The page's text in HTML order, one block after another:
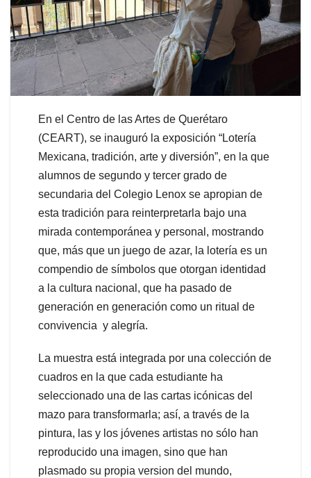
En el Centro de las Artes de Querétaro
(CEART), se inauguró la exposición “Lotería
Mexicana, tradición, arte y diversión”, en la que
alumnos de segundo y tercer grado de
secundaria del Colegio Lenox se apropian de
esta tradición para reinterpretarla bajo una
mirada contemporánea y personal, mostrando
que, más que un juego de azar, la lotería es un
compendio de símbolos que otorgan identidad
a la cultura nacional, que ha pasado de
generación en generación como un ritual de
convivencia y alegría.
La muestra está integrada por una colección de
cuadros en la que cada estudiante ha
seleccionado una de las cartas icónicas del
mazo para transformarla; así, a través de la
pintura, las y los jóvenes artistas no sólo han
reproducido una imagen, sino que han
plasmado su propia version del mundo,